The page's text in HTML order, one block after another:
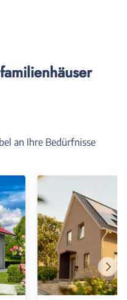
an Ihre Bedürfnisse
Haus